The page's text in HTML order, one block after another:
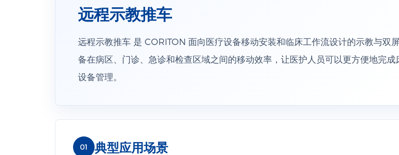
远程示教推车
远程示教推车 是 CORITON 面向医疗设备移动安装和临床工作流设计的示教与双
备在病区、门诊、急诊和检查区域之间的移动效率，让医护人员可以更方便地完
设备管理。
01 典型应用场景